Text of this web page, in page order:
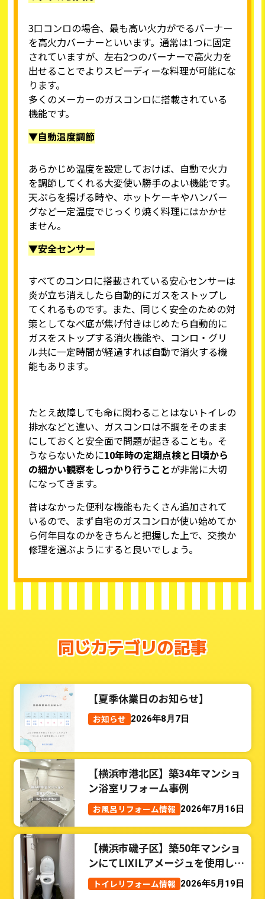
3口コンロの場合、最も高い火力がでるバーナー
を高火力バーナーといいます。通常は1つに固定
されていますが、左右2つのバーナーで高火力を
出せることでよりスピーディーな料理が可能にな
ります。
多くのメーカーのガスコンロに搭載されている
機能です。
▼自動温度調節
あらかじめ温度を設定しておけば、自動で火力
を調節してくれる大変使い勝手のよい機能です。
天ぷらを揚げる時や、ホットケーキやハンバー
グなど一定温度でじっくり焼く料理にはかかせ
ません。
▼安全センサー
すべてのコンロに搭載されている安心センサーは
炎が立ち消えしたら自動的にガスをストップし
てくれるものです。また、同じく安全のための対
策としてなべ底が焦げ付きはじめたら自動的に
ガスをストップする消火機能や、コンロ・グリ
ル共に一定時間が経過すれば自動で消火する機
能もあります。
たとえ故障しても命に関わることはないトイレの
排水などと違い、ガスコンロは不調をそのまま
にしておくと安全面で問題が起きることも。そ
うならないために10年時の定期点検と日頃から
の細かい観察をしっかり行うことが非常に大切
になってきます。
昔はなかった便利な機能もたくさん追加されて
いるので、まず自宅のガスコンロが使い始めてか
ら何年目なのかをきちんと把握した上で、交換か
修理を選ぶようにすると良いでしょう。
同じカテゴリの記事
【夏季休業日のお知らせ】
お知らせ 2026年8月7日
【横浜市港北区】築34年マンショ
ン浴室リフォーム事例
お風呂リフォーム情報 2026年7月16日
【横浜市磯子区】築50年マンショ
ンにてLIXILアメージュを使用した
トイレリフォーム事例
トイレリフォーム情報 2026年5月19日